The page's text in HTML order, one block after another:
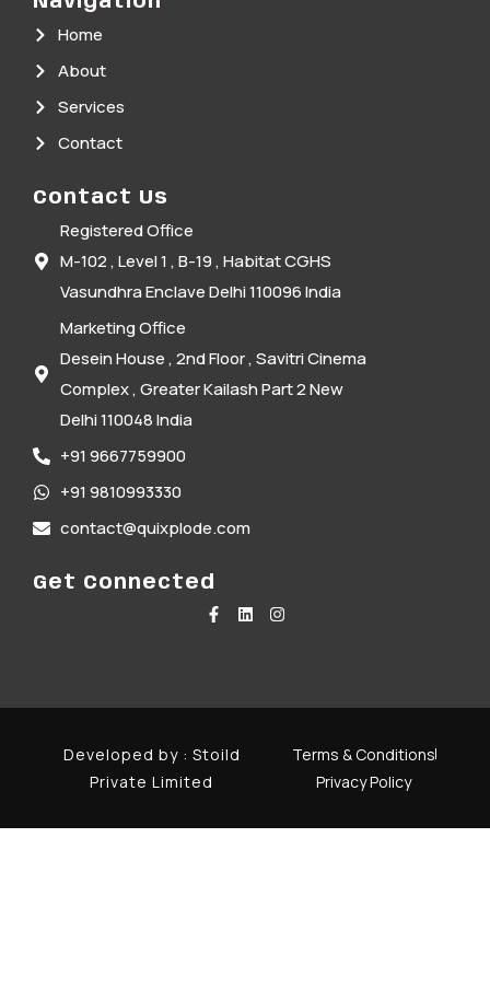
Home
About
Services
Contact
Contact Us
Registered Office
M-102 , Level 1 , B-19 , Habitat CGHS
Vasundhra Enclave Delhi 110096 India
Marketing Office
Desein House , 2nd Floor , Savitri Cinema
Complex , Greater Kailash Part 2 New
Delhi 110048 India
+91 9667759900
+91 9810993330
contact@quixplode.com
Get Connected
Developed by : Stoild
Private Limited
Terms & Conditions
Privacy Policy